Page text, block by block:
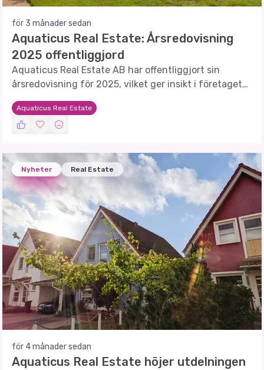
för 3 månader sedan
Aquaticus Real Estate: Årsredovisning
2025 offentliggjord
Aquaticus Real Estate AB har offentliggjort sin
årsredovisning för 2025, vilket ger insikt i företagets
ekonomiska ställning och framtidsutsikter.
Aquaticus Real Estate
Nyheter Real Estate
för 4 månader sedan
Aquaticus Real Estate höjer utdelningen